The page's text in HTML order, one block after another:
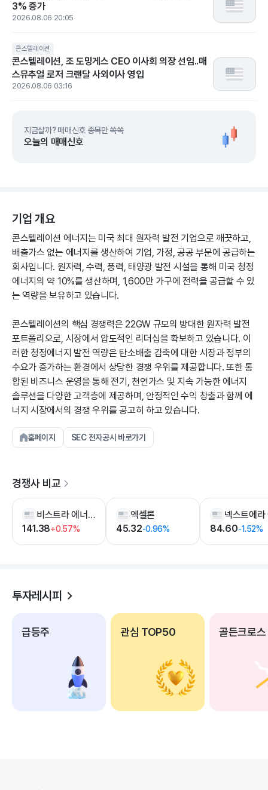
3% 증가
2026.08.06 20:05
콘스텔레이션
콘스텔레이션, 조 도밍게스 CEO 이사회 의장 선임..매
스뮤추얼 로저 크랜달 사외이사 영입
2026.08.06 03:16
지금살까? 매매신호 종목만 쏙쏙
오늘의 매매신호
기업 개요
콘스텔레이션 에너지는 미국 최대 원자력 발전 기업으로 깨끗하고,
배출가스 없는 에너지를 생산하여 기업, 가정, 공공 부문에 공급하는
회사입니다. 원자력, 수력, 풍력, 태양광 발전 시설을 통해 미국 청정
에너지의 약 10%를 생산하며, 1,600만 가구에 전력을 공급할 수 있
는 역량을 보유하고 있습니다.
콘스텔레이션의 핵심 경쟁력은 22GW 규모의 방대한 원자력 발전
포트폴리오로, 시장에서 압도적인 리더십을 확보하고 있습니다. 이
러한 청정에너지 발전 역량은 탄소배출 감축에 대한 시장과 정부의
수요가 증가하는 환경에서 상당한 경쟁 우위를 제공합니다. 또한 통
합된 비즈니스 운영을 통해 전기, 천연가스 및 지속 가능한 에너지
솔루션을 다양한 고객층에 제공하며, 안정적인 수익 창출과 함께 에
너지 시장에서의 경쟁 우위를 공고히 하고 있습니다.
홈페이지 SEC 전자공시 바로가기
경쟁사 비교
비스트라 에너지
141.38+0.57%
엑셀론
45.32-0.96% 84.60-1.52%
투자레시피
급등주 관심 TOP50 골든크로스